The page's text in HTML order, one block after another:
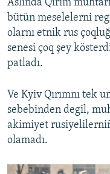
Aslında Qırım
bütün meselelerni
olarnı etnik rus
senesi çoq şey
patladı.
Ve Kyiv Qırımnı tek
sebebinden degil,
akimiyet
olamadı.